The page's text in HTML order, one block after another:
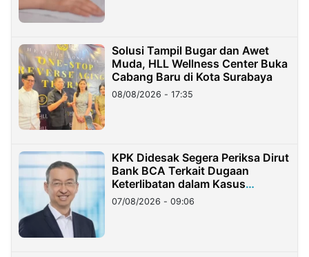
Solusi Tampil Bugar dan Awet
Muda, HLL Wellness Center Buka
Cabang Baru di Kota Surabaya
08/08/2026 - 17:35
KPK Didesak Segera Periksa Dirut
Bank BCA Terkait Dugaan
Keterlibatan dalam Kasus
Hilangnya Dana Nasabah Rp2,58
Miliar
07/08/2026 - 09:06